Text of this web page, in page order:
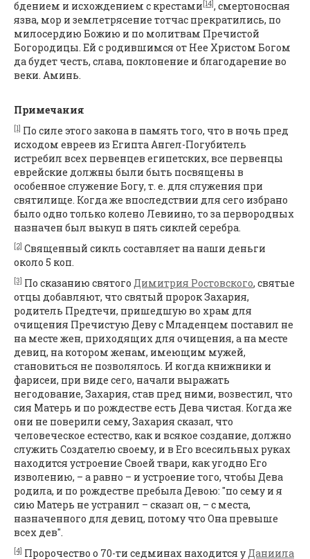
бдением и исхождением с крестами [14], смертоносная
язва, мор и землетрясение тотчас прекратились, по
милосердию Божию и по молитвам Пречистой
Богородицы. Ей с родившимся от Нее Христом Богом
да будет честь, слава, поклонение и благодарение во
веки. Аминь.
Примечания
[1] По силе этого закона в память того, что в ночь пред
исходом евреев из Египта Ангел-Погубитель
истребил всех первенцев египетских, все первенцы
еврейские должны были быть посвящены в
особенное служение Богу, т. е. для служения при
святилище. Когда же впоследствии для сего избрано
было одно только колено Левиино, то за первородных
назначен был выкуп в пять сиклей серебра.
[2] Священный сикль составляет на наши деньги
около 5 коп.
[3] По сказанию святого Димитрия Ростовского, святые
отцы добавляют, что святый пророк Захария,
родитель Предтечи, пришедшую во храм для
очищения Пречистую Деву с Младенцем поставил не
на месте жен, приходящих для очищения, а на месте
девиц, на котором женам, имеющим мужей,
становиться не позволялось. И когда книжники и
фарисеи, при виде сего, начали выражать
негодование, Захария, став пред ними, возвестил, что
сия Матерь и по рождестве есть Дева чистая. Когда же
они не поверили сему, Захария сказал, что
человеческое естество, как и всякое создание, должно
служить Создателю своему, и в Его всесильных руках
находится устроение Своей твари, как угодно Его
изволению, – а равно – и устроение того, чтобы Дева
родила, и по рождестве пребыла Девою: "по сему и я
сию Матерь не устранил – сказал он, – с места,
назначенного для девиц, потому что Она превыше
всех дев".
[4] Пророчество о 70-ти седминах находится уДаниила